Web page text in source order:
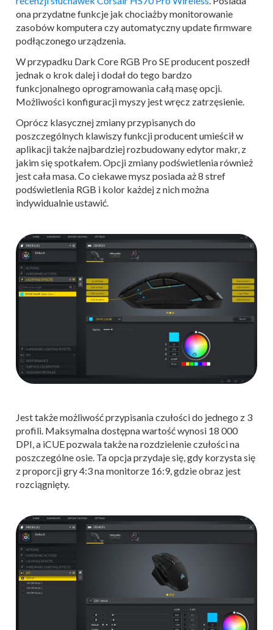
ona przydatne funkcje jak chociażby monitorowanie
zasobów komputera czy automatyczny update firmware
podłączonego urządzenia.
W przypadku Dark Core RGB Pro SE producent poszedł
jednak o krok dalej i dodał do tego bardzo
funkcjonalnego oprogramowania całą masę opcji.
Możliwości konfiguracji myszy jest wręcz zatrzęsienie.
Oprócz klasycznej zmiany przypisanych do
poszczególnych klawiszy funkcji producent umieścił w
aplikacji także najbardziej rozbudowany edytor makr, z
jakim się spotkałem. Opcji zmiany podświetlenia również
jest cała masa. Co ciekawe mysz posiada aż 8 stref
podświetlenia RGB i kolor każdej z nich można
indywidualnie ustawić.
Jest także możliwość przypisania czułości do jednego z 3
profili. Maksymalna dostępna wartość wynosi 18 000
DPI, a iCUE pozwala także na rozdzielenie czułości na
poszczególne osie. Ta opcja przydaje się, gdy korzysta się
z proporcji gry 4:3 na monitorze 16:9, gdzie obraz jest
rozciągnięty.